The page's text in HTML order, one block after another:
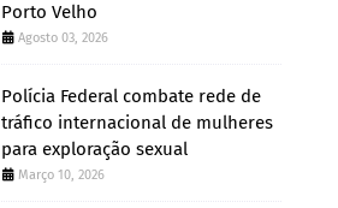
Porto Velho
Agosto 03, 2026
Polícia Federal combate rede de
tráfico internacional de mulheres
para exploração sexual
Março 10, 2026